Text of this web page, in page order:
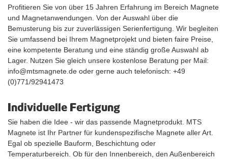
Profitieren Sie von über 15 Jahren Erfahrung im Bereich Magnete
und Magnetanwendungen. Von der Auswahl über die
Bemusterung bis zur zuverlässigen Serienfertigung. Wir begleiten
Sie umfassend bei Ihrem Magnetprojekt und bieten faire Preise,
eine kompetente Beratung und eine ständig große Auswahl ab
Lager. Nutzen Sie gleich unsere kostenlose Beratung per Mail:
info@mtsmagnete.de oder gerne auch telefonisch: +49
(0)771/92941473
Individuelle Fertigung
Sie haben die Idee - wir das passende Magnetprodukt. MTS
Magnete ist Ihr Partner für kundenspezifische Magnete aller Art.
Egal ob spezielle Bauform, Beschichtung oder
Temperaturbereich. Ob für den Innenbereich, den Außenbereich